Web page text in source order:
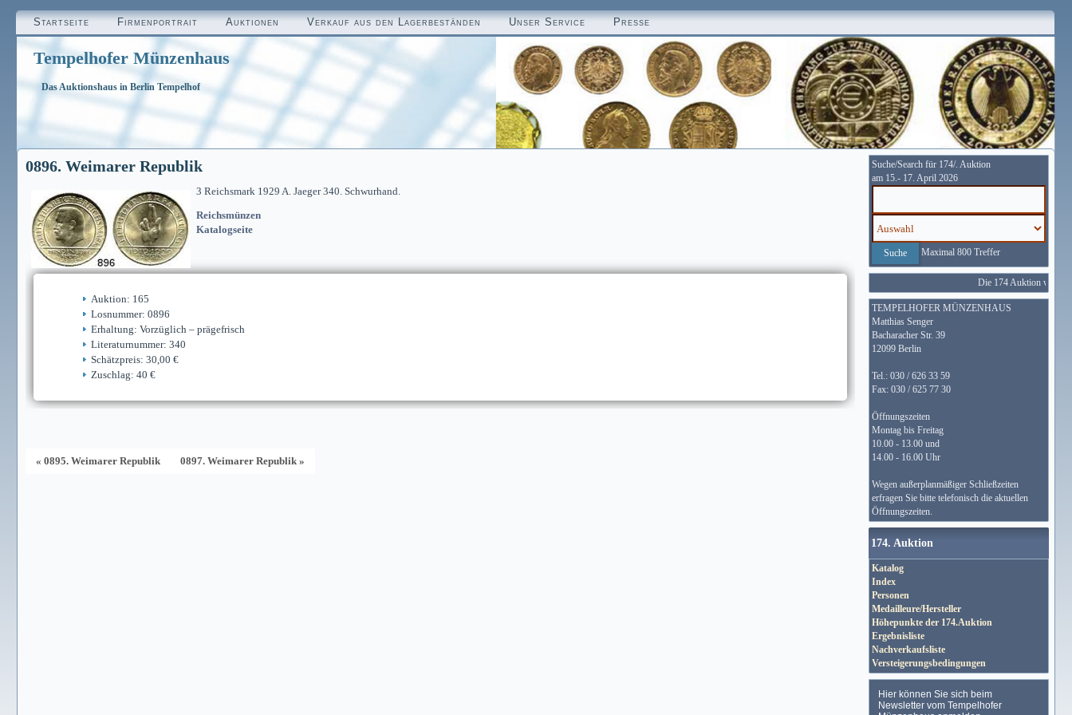
Startseite Firmenportrait Auktionen Verkauf aus den Lagerbeständen Unser Service Presse
Tempelhofer Münzenhaus
Das Auktionshaus in Berlin Tempelhof
0896. Weimarer Republik
3 Reichsmark 1929 A. Jaeger 340. Schwurhand.
Reichsmünzen
Katalogseite
Auktion: 165
Losnummer: 0896
Erhaltung: Vorzüglich – prägefrisch
Literaturnummer: 340
Schätzpreis: 30,00 €
Zuschlag: 40 €
« 0895. Weimarer Republik 0897. Weimarer Republik »
Suche/Search für 174/. Auktion
am 15.- 17. April 2026
Maximal 800 Treffer
Die 174 Auktion wird
TEMPELHOFER MÜNZENHAUS
Matthias Senger
Bacharacher Str. 39
12099 Berlin
Tel.: 030 / 626 33 59
Fax: 030 / 625 77 30
Öffnungszeiten
Montag bis Freitag
10.00 - 13.00 und
14.00 - 16.00 Uhr
Wegen außerplanmäßiger Schließzeiten
erfragen Sie bitte telefonisch die aktuellen
Öffnungszeiten.
174. Auktion
Katalog
Index
Personen
Medailleure/Hersteller
Höhepunkte der 174.Auktion
Ergebnisliste
Nachverkaufsliste
Versteigerungsbedingungen